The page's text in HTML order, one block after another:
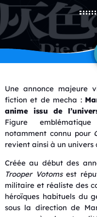
Une annonce majeure
fiction et de mecha :
anime issu de
Figure
notamment connu pour
revient ainsi à un
Créée au début des
Trooper Votomsest
militaire et réaliste des
héroïques habituels du
sous la direction de